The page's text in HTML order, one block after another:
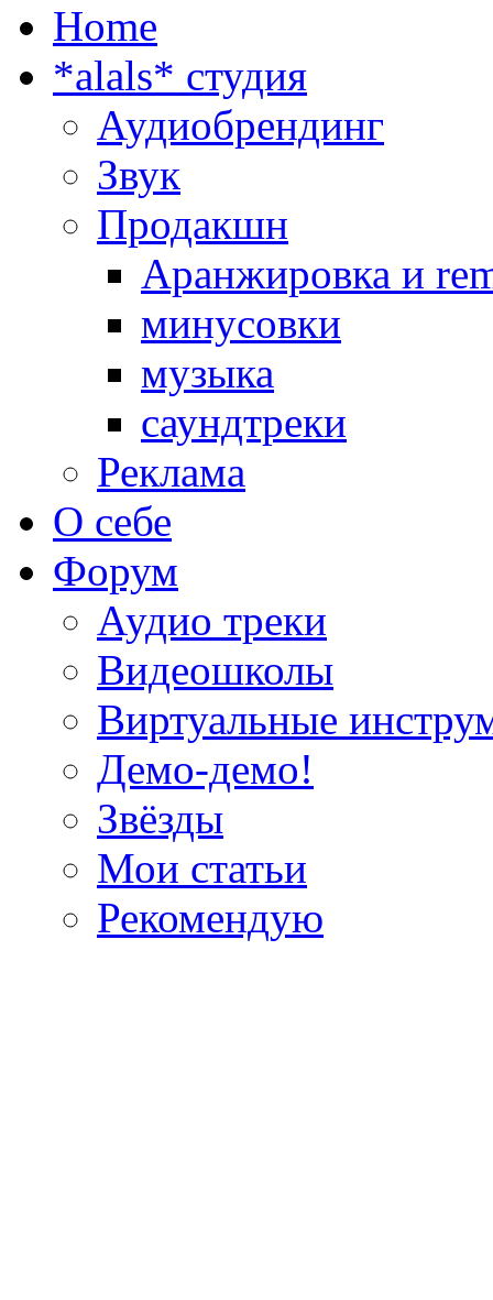
Home
*alals* cтудия
Аудиобрендинг
Звук
Продакшн
Аранжировка и
минусовки
музыка
саундтреки
Реклама
О себе
Форум
Аудио треки
Видеошколы
Виртуальные
Демо-демо!
Звёзды
Мои статьи
Рекомендую